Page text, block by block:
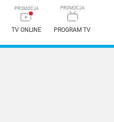
TV ONLINE PROGRAM TV